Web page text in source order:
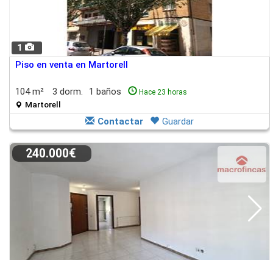
1
Piso en venta en Martorell
104 m² 3 dorm. 1 baños Hace 23 horas
Martorell
Contactar Guardar
240.000€